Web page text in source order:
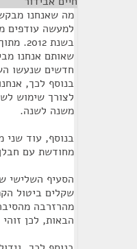
שאותם אנחנו
חדשים שנעשו
לצורך שימוש
משנה לשנה.
בנוסף, עוד שני
מחודשת עם
שקלים ביטול
מהרזרבה
הבאות, לכן